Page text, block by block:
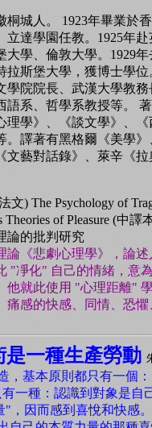
桐城人。 1923年畢業於香
立達學園任教。1925年
大學、倫敦大學。1929
拉斯堡大學，獲博士學位
學院院長、武漢大學教
語系、哲學系教授等。
理學》、《談文學》、《
。譯著有黑格爾《美學
文藝對話錄》、萊辛《
文) The Psychology of
Theories of Pleasure (中
論的批判研究
論《悲劇心理學》，論述
"凈化" 自己的情緒，意
他就此使用 "心理距離"
痛感的快感、同情、恐懼
是一種生產勞動
，基本原則都只有一個
一種：認識到對象是自
，因而感到喜悅和快感。